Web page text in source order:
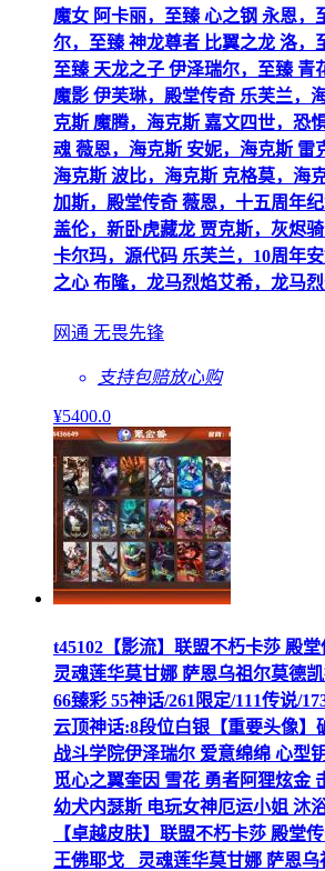
魔女 阿卡丽，至臻 心之钢 永恩，
尔，至臻 神龙尊者 比翼之龙 洛，
至臻 天龙之子 伊泽瑞尔，至臻 青
魔影 伊芙琳，殿堂传奇 乐芙兰，
克斯 魔腾，海克斯 嘉文四世，恐
魂 薇恩，海克斯 安妮，海克斯 雷
海克斯 波比，海克斯 克格莫，海
加斯，殿堂传奇 薇恩，十五周年
盖伦，新卧虎藏龙 贾克斯，灰烬
卡尔玛，源代码 乐芙兰，10周年
之心 布隆，龙马烈焰艾希，龙马
网通 无畏先锋
支持包赔放心购
¥5400.0
t45102【影流】联盟不朽卡莎 殿堂
灵魂莲华莫甘娜 萨恩乌祖尔莫德
66臻彩 55神话/261限定/111传说/
云顶神话:8段位白银【重要头像】
战斗学院伊泽瑞尔 爱意绵绵 心型
觅心之翼奎因 雪花 勇者阿狸炫金
幼犬内瑟斯 电玩女神厄运小姐 沐
【卓越皮肤】联盟不朽卡莎 殿堂
王佛耶戈_ 灵魂莲华莫甘娜 萨恩